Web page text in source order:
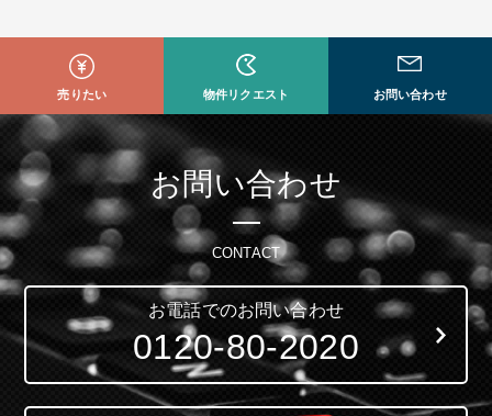
売りたい 物件リクエスト お問い合わせ
お問い合わせ
CONTACT
お電話でのお問い合わせ
0120-80-2020